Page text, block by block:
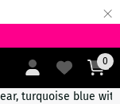
×
0
turquoise blue